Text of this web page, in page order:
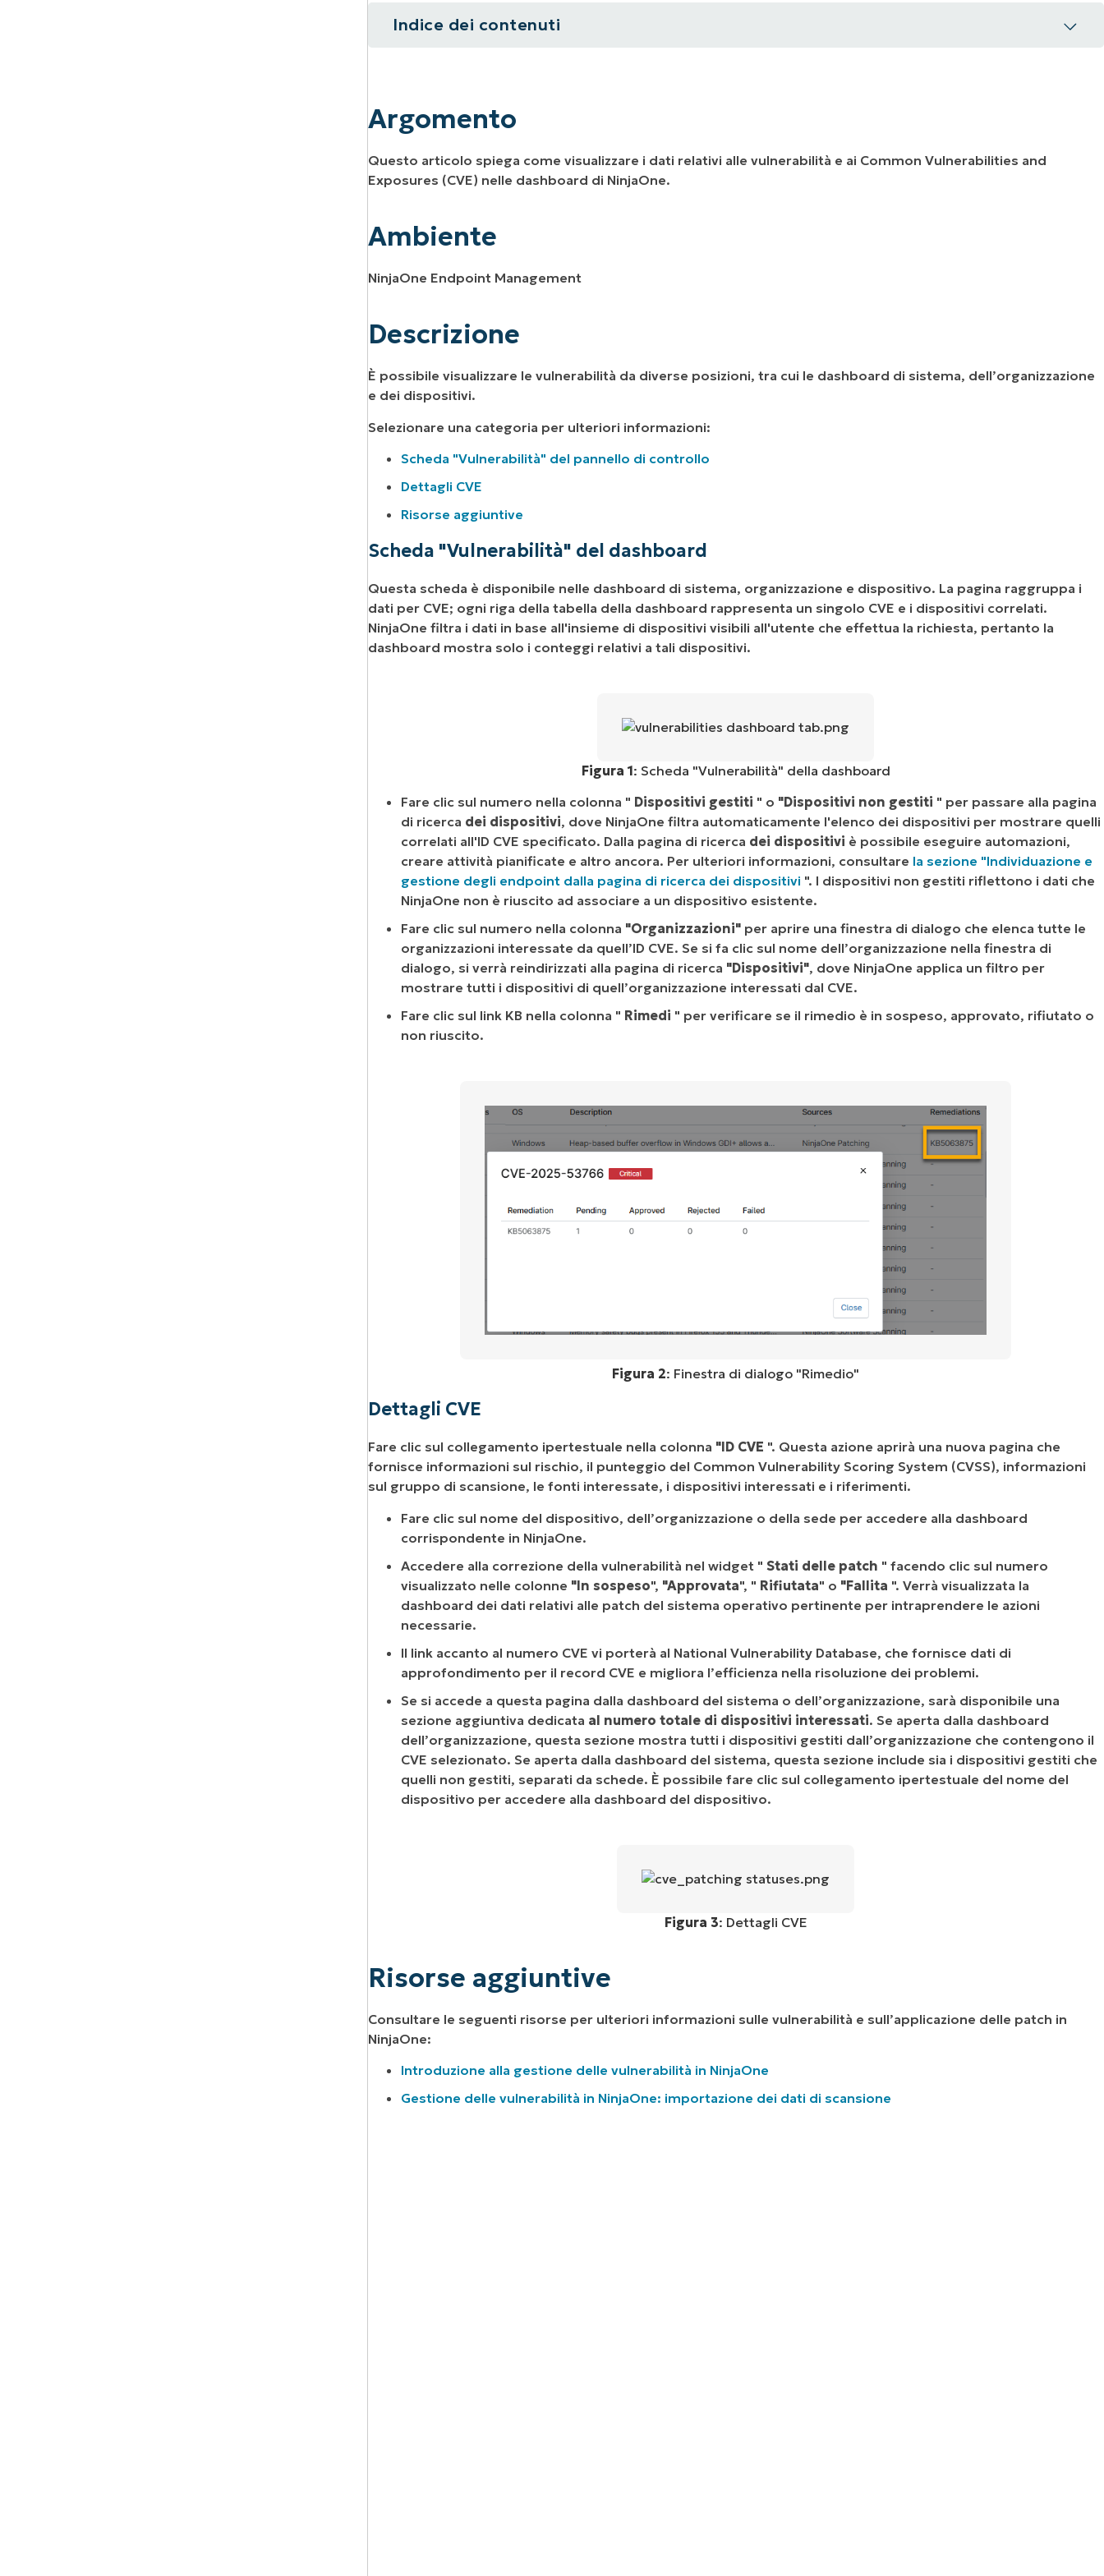
GUARDA UNA DEMO
GUARDA UNA DEMO
Indice dei contenuti
Descrizione
Risorse aggiuntive
Argomento
Questo articolo spiega come visualizzare i dati relativi alle vulnerabilità e ai Common Vulnerabilities and
Exposures (CVE) nelle dashboard di NinjaOne.
Ambiente
NinjaOne Endpoint Management
Descrizione
È possibile visualizzare le vulnerabilità da diverse posizioni, tra cui le dashboard di sistema, dell’organizzazione
e dei dispositivi.
Selezionare una categoria per ulteriori informazioni:
Scheda "Vulnerabilità" del pannello di controllo
Dettagli CVE
Risorse aggiuntive
Scheda "Vulnerabilità" del dashboard
Questa scheda è disponibile nelle dashboard di sistema, organizzazione e dispositivo. La pagina raggruppa i
dati per CVE; ogni riga della tabella della dashboard rappresenta un singolo CVE e i dispositivi correlati.
NinjaOne filtra i dati in base all'insieme di dispositivi visibili all'utente che effettua la richiesta, pertanto la
dashboard mostra solo i conteggi relativi a tali dispositivi.
Figura 1: Scheda "Vulnerabilità" della dashboard
Fare clic sul numero nella colonna " Dispositivi gestiti " o "Dispositivi non gestiti " per passare alla pagina
di ricerca dei dispositivi, dove NinjaOne filtra automaticamente l'elenco dei dispositivi per mostrare quelli
correlati all'ID CVE specificato. Dalla pagina di ricerca dei dispositivi è possibile eseguire automazioni,
creare attività pianificate e altro ancora. Per ulteriori informazioni, consultare la sezione "Individuazione e
gestione degli endpoint dalla pagina di ricerca dei dispositivi ". I dispositivi non gestiti riflettono i dati che
NinjaOne non è riuscito ad associare a un dispositivo esistente.
Fare clic sul numero nella colonna "Organizzazioni" per aprire una finestra di dialogo che elenca tutte le
organizzazioni interessate da quell’ID CVE. Se si fa clic sul nome dell’organizzazione nella finestra di
dialogo, si verrà reindirizzati alla pagina di ricerca "Dispositivi", dove NinjaOne applica un filtro per
mostrare tutti i dispositivi di quell’organizzazione interessati dal CVE.
Fare clic sul link KB nella colonna " Rimedi " per verificare se il rimedio è in sospeso, approvato, rifiutato o
non riuscito.
Figura 2: Finestra di dialogo "Rimedio"
Dettagli CVE
Fare clic sul collegamento ipertestuale nella colonna "ID CVE ". Questa azione aprirà una nuova pagina che
fornisce informazioni sul rischio, il punteggio del Common Vulnerability Scoring System (CVSS), informazioni
sul gruppo di scansione, le fonti interessate, i dispositivi interessati e i riferimenti.
Fare clic sul nome del dispositivo, dell’organizzazione o della sede per accedere alla dashboard
corrispondente in NinjaOne.
Accedere alla correzione della vulnerabilità nel widget " Stati delle patch " facendo clic sul numero
visualizzato nelle colonne "In sospeso", "Approvata", " Rifiutata" o "Fallita ". Verrà visualizzata la
dashboard dei dati relativi alle patch del sistema operativo pertinente per intraprendere le azioni
necessarie.
Il link accanto al numero CVE vi porterà al National Vulnerability Database, che fornisce dati di
approfondimento per il record CVE e migliora l’efficienza nella risoluzione dei problemi.
Se si accede a questa pagina dalla dashboard del sistema o dell’organizzazione, sarà disponibile una
sezione aggiuntiva dedicata al numero totale di dispositivi interessati. Se aperta dalla dashboard
dell’organizzazione, questa sezione mostra tutti i dispositivi gestiti dall’organizzazione che contengono il
CVE selezionato. Se aperta dalla dashboard del sistema, questa sezione include sia i dispositivi gestiti che
quelli non gestiti, separati da schede. È possibile fare clic sul collegamento ipertestuale del nome del
dispositivo per accedere alla dashboard del dispositivo.
Figura 3: Dettagli CVE
Risorse aggiuntive
Consultare le seguenti risorse per ulteriori informazioni sulle vulnerabilità e sull’applicazione delle patch in
NinjaOne:
Introduzione alla gestione delle vulnerabilità in NinjaOne
Gestione delle vulnerabilità in NinjaOne: importazione dei dati di scansione